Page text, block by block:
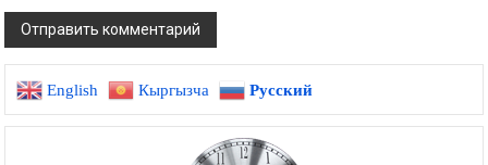
English Кыргызча Русский